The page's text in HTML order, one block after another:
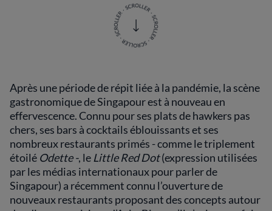
Après une période de répit liée à la pandémie, la scène
gastronomique de Singapour est à nouveau en
effervescence. Connu pour ses plats de hawkers pas
chers, ses bars à cocktails éblouissants et ses
nombreux restaurants primés - comme le triplement
étoilé Odette -, le Little Red Dot(expression utilisées
par les médias internationaux pour parler de
Singapour) a récemment connu l’ouverture de
nouveaux restaurants proposant des concepts autour